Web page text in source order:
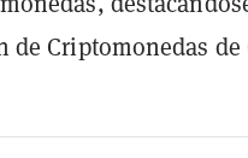
de Criptomonedas